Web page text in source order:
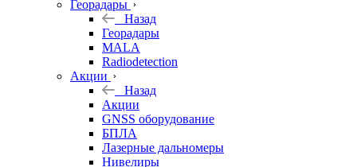
Георадары
Назад
Георадары
MALA
Radiodetection
Акции
Назад
Акции
GNSS оборудование
БПЛА
Лазерные дальномеры
Нивелиры